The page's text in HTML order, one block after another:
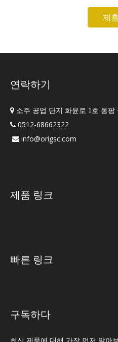
제
연락하기
 소주 공업 단지 화윤로 1호 동팡
 0512-68662322
 info@origsc.com
제품 링크
빠른 링크
구독하다